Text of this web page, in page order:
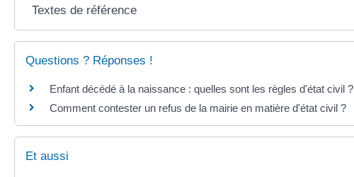
Textes de référence
Questions ? Réponses !
Enfant décédé à la naissance : quelles sont les règles d'état civil ?
Comment contester un refus de la mairie en matière d'état civil ?
Et aussi